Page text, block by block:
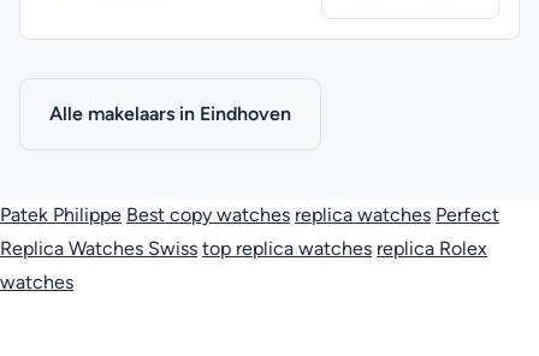
Alle makelaars in Eindhoven
Patek Philippe Best copy watches replica watches Perfect
Replica Watches Swiss top replica watches replica Rolex
watches